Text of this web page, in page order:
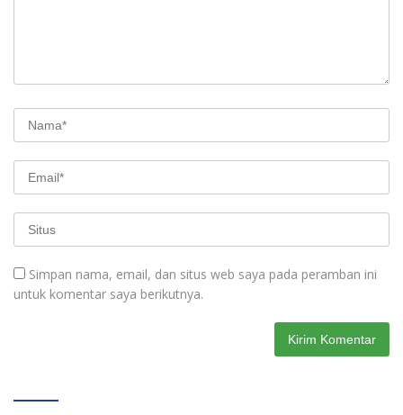
Simpan nama, email, dan situs web saya pada peramban ini
untuk komentar saya berikutnya.